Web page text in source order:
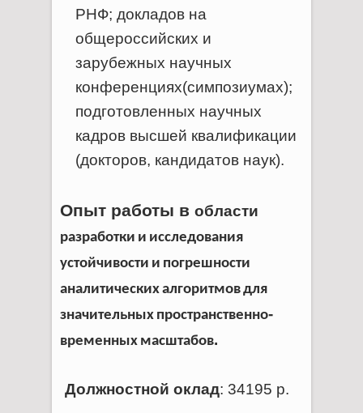
РНФ; докладов на
общероссийских и
зарубежных научных
конференциях(симпозиумах);
подготовленных научных
кадров высшей квалификации
(докторов, кандидатов наук).
Опыт работы в области
разработки и исследования
устойчивости и погрешности
аналитическихалгоритмовдля
значительных пространственно-
временных масштабов.
Должностной оклад: 34195 р.